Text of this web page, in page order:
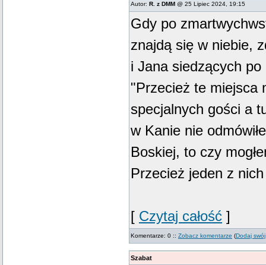
Autor: R. z DMM @ 25 Lipiec 2024, 19:15
Gdy po
znajdą się w niebie,
i Jana siedzących
"Przecież te miejsca
specjalnych gości a
w Kanie nie
Boskiej, to czy
Przecież jeden z
[ Czytaj całość ]
Komentarze: 0 :: Zobacz komentarze (Dodaj
Szabat